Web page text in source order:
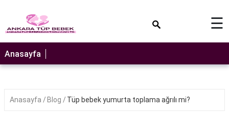
☰
Anasayfa
Anasayfa Blog Tüp bebek yumurta toplama ağrılı mi?